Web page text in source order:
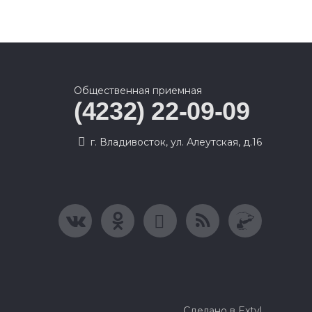
Общественная приемная
(4232) 22-09-09
г. Владивосток, ул. Алеутская, д.16